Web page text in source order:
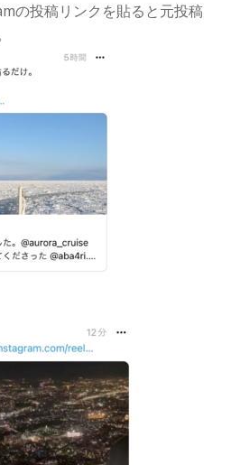
の投稿リンクを貼ると元投稿